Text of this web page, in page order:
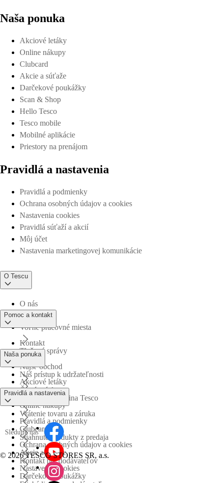
Naša ponuka
Akciové letáky
Online nákupy
Clubcard
Akcie a súťaže
Darčekové poukážky
Scan & Shop
Hello Tesco
Tesco mobile
Mobilné aplikácie
Priestory na prenájom
Pravidlá a nastavenia
Pravidlá a podmienky
Ochrana osobných údajov a cookies
Nastavenia cookies
Pravidlá súťaží a akcií
Môj účet
Nastavenia marketingovej komunikácie
O Tescu
O nás
Voľné pracovné miesta
Tlačové správy
Náš prístup k udržateľnosti
Obchodná skupina Tesco
Pomoc a kontakt
Kontakt
Nájsť obchod
Časté otázky
Vrátenie tovaru a záruka
Stiahnuté produkty z predaja
Kontakt pre dodávateľov
Naša ponuka
Akciové letáky
Online nákupy
Clubcard
Akcie a súťaže
Darčekové poukážky
Pravidlá a nastavenia
Pravidlá a podmienky
Ochrana osobných údajov a cookies
Nastavenia cookies
Sledujte nás
© 2026 TESCO STORES SR, a.s.